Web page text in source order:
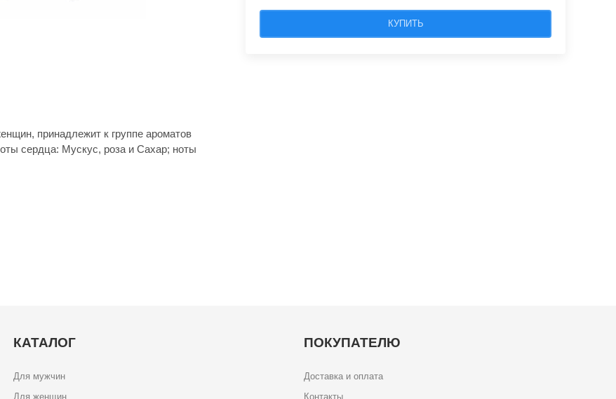
принадлежит к группе ароматов
сердца: Мускус, роза и Сахар; ноты
КУПИТЬ
КАТАЛОГ
Для мужчин
Для женщин
ПОКУПАТЕЛЮ
Доставка и оплата
Контакты